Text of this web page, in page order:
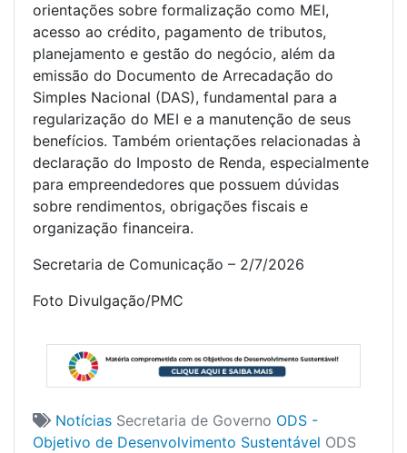
orientações sobre formalização como MEI,
acesso ao crédito, pagamento de tributos,
planejamento e gestão do negócio, além da
emissão do Documento de Arrecadação do
Simples Nacional (DAS), fundamental para a
regularização do MEI e a manutenção de seus
benefícios. Também orientações relacionadas à
declaração do Imposto de Renda, especialmente
para empreendedores que possuem dúvidas
sobre rendimentos, obrigações fiscais e
organização financeira.
Secretaria de Comunicação – 2/7/2026
Foto Divulgação/PMC
Notícias Secretaria de Governo ODS -
Objetivo de Desenvolvimento Sustentável ODS